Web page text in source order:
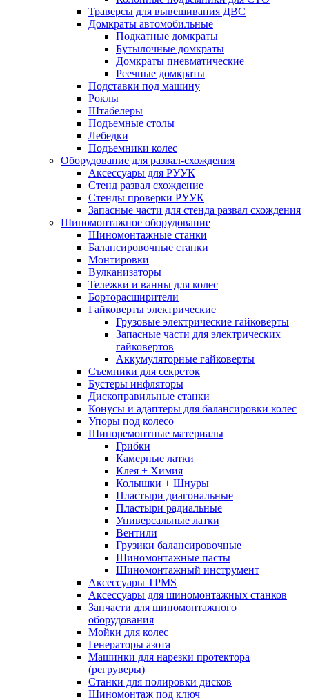
Траверсы для вывешивания ДВС
Домкраты автомобильные
Подкатные домкраты
Бутылочные домкраты
Домкраты пневматические
Реечные домкраты
Подставки под машину
Роклы
Штабелеры
Подъемные столы
Лебедки
Подъемники колес
Оборудование для развал-схождения
Аксессуары для РУУК
Стенд развал схождение
Стенды проверки РУУК
Запасные части для стенда развал схождения
Шиномонтажное оборудование
Шиномонтажные станки
Балансировочные станки
Монтировки
Вулканизаторы
Тележки и ванны для колес
Борторасширители
Гайковерты электрические
Грузовые электрические гайковерты
Запасные части для электрических
гайковертов
Аккумуляторные гайковерты
Съемники для секреток
Бустеры инфляторы
Дископравильные станки
Конусы и адаптеры для балансировки колес
Упоры под колесо
Шиноремонтные материалы
Грибки
Камерные латки
Клея + Химия
Колышки + Шнуры
Пластыри диагональные
Пластыри радиальные
Универсальные латки
Вентили
Грузики балансировочные
Шиномонтажные пасты
Шиномонтажный инструмент
Аксессуары TPMS
Аксессуары для шиномонтажных станков
Запчасти для шиномонтажного
оборудования
Мойки для колес
Генераторы азота
Машинки для нарезки протектора
(регруверы)
Станки для полировки дисков
Шиномонтаж под ключ